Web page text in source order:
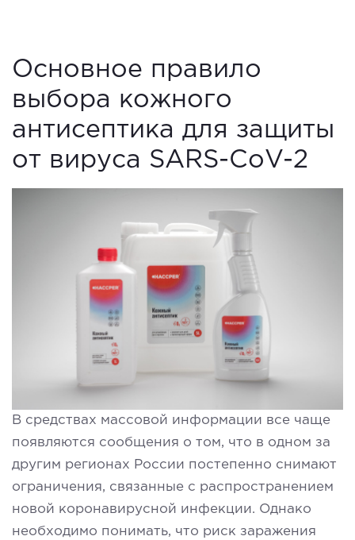
Основное правило
выбора кожного
антисептика для защиты
от вируса SARS-CoV-2
В средствах массовой информации все чаще
появляются сообщения о том, что в одном за
другим регионах России постепенно снимают
ограничения, связанные с распространением
новой коронавирусной инфекции. Однако
необходимо понимать, что риск заражения